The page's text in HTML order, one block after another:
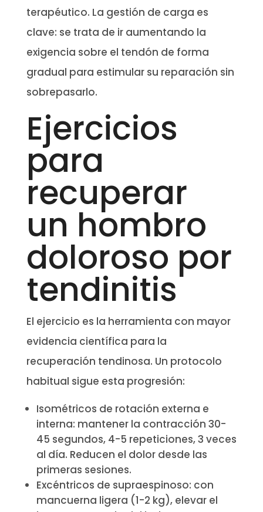
terapéutico. La gestión de carga es
clave: se trata de ir aumentando la
exigencia sobre el tendón de forma
gradual para estimular su reparación sin
sobrepasarlo.
Ejercicios
para
recuperar
un hombro
doloroso por
tendinitis
El ejercicio es la herramienta con mayor
evidencia científica para la
recuperación tendinosa. Un protocolo
habitual sigue esta progresión:
Isométricos de rotación externa e
interna: mantener la contracción 30-
45 segundos, 4-5 repeticiones, 3 veces
al día. Reducen el dolor desde las
primeras sesiones.
Excéntricos de supraespinoso: con
mancuerna ligera (1-2 kg), elevar el